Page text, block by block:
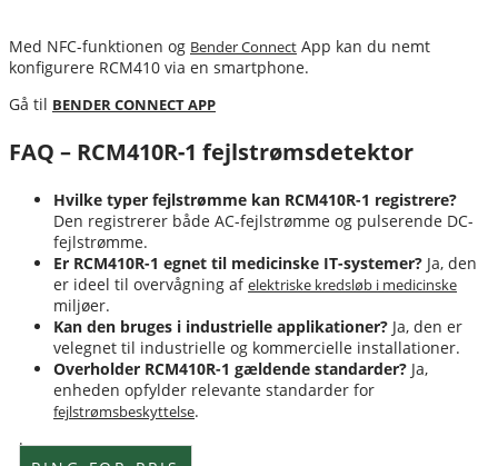
Med NFC-funktionen og Bender Connect App kan du nemt
konfigurere RCM410 via en smartphone.
Gå til BENDER CONNECT APP
FAQ – RCM410R-1 fejlstrømsdetektor
Hvilke typer fejlstrømme kan RCM410R-1 registrere?
Den registrerer både AC-fejlstrømme og pulserende DC-
fejlstrømme.
Er RCM410R-1 egnet til medicinske IT-systemer? Ja, den
er ideel til overvågning afelektriske kredsløb i medicinske
miljøer.
Kan den bruges i industrielle applikationer? Ja, den er
velegnet til industrielle og kommercielle installationer.
Overholder RCM410R-1 gældende standarder? Ja,
enheden opfylder relevante standarder for
fejlstrømsbeskyttelse.
Lagervare